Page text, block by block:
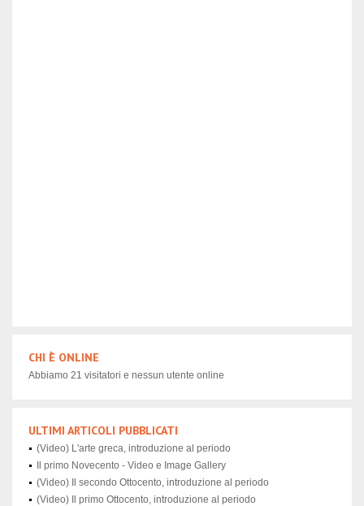
CHI È ONLINE
Abbiamo 21 visitatori e nessun utente online
ULTIMI ARTICOLI PUBBLICATI
(Video) L'arte greca, introduzione al periodo
Il primo Novecento - Video e Image Gallery
(Video) Il secondo Ottocento, introduzione al periodo
(Video) Il primo Ottocento, introduzione al periodo